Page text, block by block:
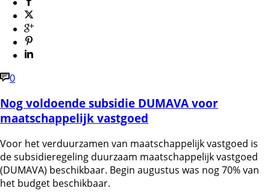
0
Nog voldoende subsidie DUMAVA voor
maatschappelijk vastgoed
Voor het verduurzamen van maatschappelijk vastgoed is
de subsidieregeling duurzaam maatschappelijk vastgoed
(DUMAVA) beschikbaar. Begin augustus was nog 70% van
het budget beschikbaar.